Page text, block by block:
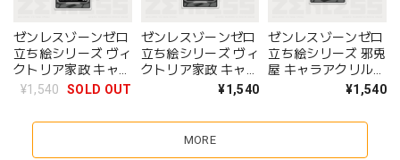
ゼンレスゾーンゼロ
立ち絵シリーズ ヴィ
クトリア家政 キャラ
アクリルスタンド ラ
¥1,540 SOLD OUT
ゼンレスゾーンゼロ
立ち絵シリーズ ヴィ
クトリア家政 キャラ
アクリルスタンド リ
¥1,540
ゼンレスゾーンゼロ
立ち絵シリーズ 邪兎
屋 キャラアクリルス
タンド アンビー¥1,540
MORE